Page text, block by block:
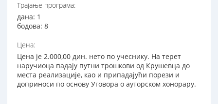
Трајање програма:
дана: 1
бодова: 8
Цена:
Цена је 2.000,00 дин. нето по учеснику. На терет
наручиоца падају путни трошкови од Крушевца до
места реализације, као и припадајући порези и
доприноси по основу Уговора о ауторском хонорару.